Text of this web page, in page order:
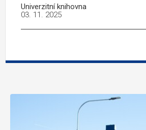
Univerzitní knihovna
03. 11. 2025